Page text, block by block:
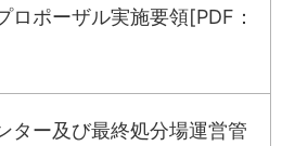
ロポーザル実施要領[PDF：
ター及び最終処分場運営管